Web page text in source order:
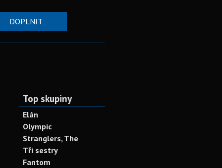
DOPLNIT
Top skupiny
Elán
Olympic
Stranglers, The
Tři sestry
Fantom